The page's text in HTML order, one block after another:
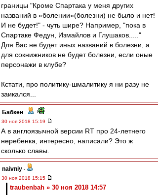
границы "Кроме Спартака у меня других
названий в «болении»(болезни) не было и нет!
И не будет!" - чуть шире? Например, "пока в
Спартаке Федун, Измайлов и Глушаков....."
Для Вас не будет иных названий в болезни, а
для сокнижников не будет болезни, если оные
персонажи в клубе?
Кстати, про политику-шмалитику я ни разу не
заикался...
Бабкен -
30 ноя 2018 15:19
А в англоязычной версии RT про 24-летнего
неребенка, интересно, написали? Это ж
сколько славы.
naivniy -
30 ноя 2018 15:15
traubenbah » 30 ноя 2018 14:57